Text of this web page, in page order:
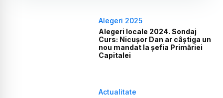
Alegeri 2025
Alegeri locale 2024. Sondaj
Curs: Nicușor Dan ar câștiga un
nou mandat la șefia Primăriei
Capitalei
Actualitate